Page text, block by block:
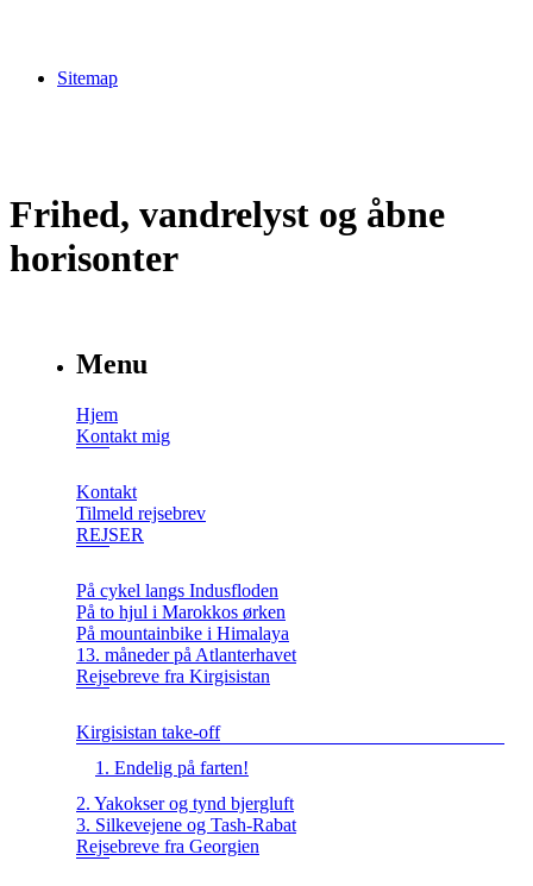
Sitemap
Frihed, vandrelyst og åbne
horisonter
Menu
Hjem
Kontakt mig
Kontakt
Tilmeld rejsebrev
REJSER
På cykel langs Indusfloden
På to hjul i Marokkos ørken
På mountainbike i Himalaya
13. måneder på Atlanterhavet
Rejsebreve fra Kirgisistan
Kirgisistan take-off
1. Endelig på farten!
2. Yakokser og tynd bjergluft
3. Silkevejene og Tash-Rabat
Rejsebreve fra Georgien